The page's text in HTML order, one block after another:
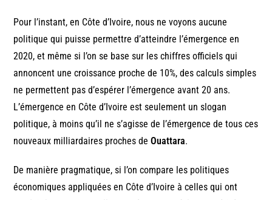
Pour l’instant, en Côte d’Ivoire, nous ne voyons aucune
politique qui puisse permettre d’atteindre l’émergence en
2020, et même si l’on se base sur les chiffres officiels qui
annoncent une croissance proche de 10%, des calculs simples
ne permettent pas d’espérer l’émergence avant 20 ans.
L’émergence en Côte d’Ivoire est seulement un slogan
politique, à moins qu’il ne s’agisse de l’émergence de tous ces
nouveaux milliardaires proches deOuattara.
De manière pragmatique, si l’on compare les politiques
économiques appliquées en Côte d’Ivoire à celles qui ont